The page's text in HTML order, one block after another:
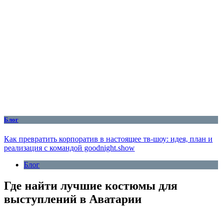
Блог
Как превратить корпоратив в настоящее тв-шоу: идея, план и
реализация с командой goodnight.show
Блог
Где найти лучшие костюмы для
выступлений в Аватарии